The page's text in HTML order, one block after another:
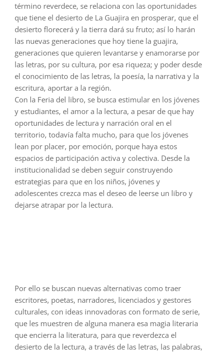
término reverdece, se relaciona con las oportunidades
que tiene el desierto de La Guajira en prosperar, que el
desierto florecerá y la tierra dará su fruto; así lo harán
las nuevas generaciones que hoy tiene la guajira,
generaciones que quieren levantarse y enamorarse por
las letras, por su cultura, por esa riqueza; y poder desde
el conocimiento de las letras, la poesía, la narrativa y la
escritura, aportar a la región.
Con la Feria del libro, se busca estimular en los jóvenes
y estudiantes, el amor a la lectura, a pesar de que hay
oportunidades de lectura y narración oral en el
territorio, todavía falta mucho, para que los jóvenes
lean por placer, por emoción, porque haya estos
espacios de participación activa y colectiva. Desde la
institucionalidad se deben seguir construyendo
estrategias para que en los niños, jóvenes y
adolescentes crezca mas el deseo de leerse un libro y
dejarse atrapar por la lectura.
Por ello se buscan nuevas alternativas como traer
escritores, poetas, narradores, licenciados y gestores
culturales, con ideas innovadoras con formato de serie,
que les muestren de alguna manera esa magia literaria
que encierra la literatura, para que reverdezca el
desierto de la lectura, a través de las letras, las palabras,